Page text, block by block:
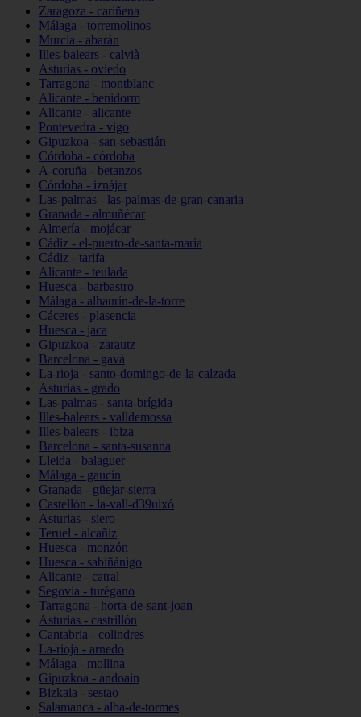
Zaragoza - cariñena
Málaga - torremolinos
Murcia - abarán
Illes-balears - calvià
Asturias - oviedo
Tarragona - montblanc
Alicante - benidorm
Alicante - alicante
Pontevedra - vigo
Gipuzkoa - san-sebastián
Córdoba - córdoba
A-coruña - betanzos
Córdoba - iznájar
Las-palmas - las-palmas-de-gran-canaria
Granada - almuñécar
Almería - mojácar
Cádiz - el-puerto-de-santa-maría
Cádiz - tarifa
Alicante - teulada
Huesca - barbastro
Málaga - alhaurín-de-la-torre
Cáceres - plasencia
Huesca - jaca
Gipuzkoa - zarautz
Barcelona - gavà
La-rioja - santo-domingo-de-la-calzada
Asturias - grado
Las-palmas - santa-brígida
Illes-balears - valldemossa
Illes-balears - ibiza
Barcelona - santa-susanna
Lleida - balaguer
Málaga - gaucín
Granada - güejar-sierra
Castellón - la-vall-d39uixó
Asturias - siero
Teruel - alcañiz
Huesca - monzón
Huesca - sabiñánigo
Alicante - catral
Segovia - turégano
Tarragona - horta-de-sant-joan
Asturias - castrillón
Cantabria - colindres
La-rioja - arnedo
Málaga - mollina
Gipuzkoa - andoain
Bizkaia - sestao
Salamanca - alba-de-tormes